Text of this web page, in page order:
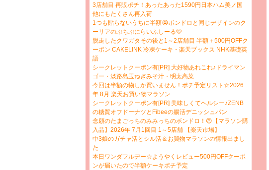
3店舗目 再販ポチ！あったあった1590円日本ハム美ノ国
他にもたくさん再入荷
1つも貼らないうちに半額😭ボンドロと同じデザインのク
ーリアのぷちぷにらいふしーる🩷
脱走したクワガタその後と1～2店舗目 半額＋500円OFFク
ーポン CAKELINK 冷凍ケーキ・楽天ブックス NHK基礎英
語
シークレットクーポン有[PR] 大好物あれこれ♪ドライマン
ゴー・淡路島玉ねぎみそ汁・明太高菜
今回は半額の物しか買いません！ポチ予定リスト☆2026
年 8月 楽天お買い物マラソン
シークレットクーポン有[PR] 美味しくてヘルシー♪ZENB
の糖質オフドーナツとFibeeの腸活デニッシュパン
念願のたまごっちのみみっちのボンドロ！😍【マラソン購
入品】2026年 7月1回目 1～5店舗 【楽天市場】
中3娘のガチャ活とシル活＆お買物マラソンの情報出まし
た
本日ワンダフルデー☆ようやくレビュー500円OFFクーポ
ンが届いたので半額ケーキポチ予定